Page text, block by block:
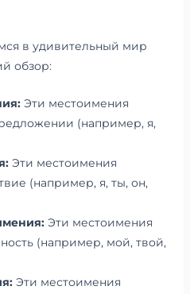
в удивительный мир
обзор:
Эти местоимения
(например, я,
Эти местоимения
(например, я, ты, он,
Эти местоимения
(например, мой, твой,
Эти местоимения